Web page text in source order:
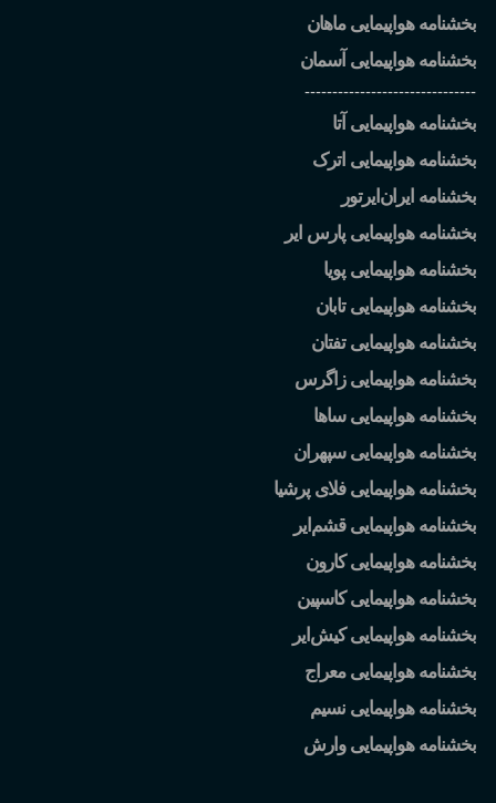
بخشنامه هواپیمایی ماهان
بخشنامه هواپیمایی آسمان
-------------------------------
بخشنامه هواپیمایی آتا
بخشنامه هواپیمایی اترک
بخشنامه ایران ایرتور
بخشنامه هواپیمایی پارس ایر
بخشنامه هواپیمایی پویا
بخشنامه هواپیمایی تابان
بخشنامه هواپیمایی تفتان
بخشنامه هواپیمایی زاگرس
بخشنامه هواپیمایی ساها
بخشنامه هواپیمایی سپهران
بخشنامه هواپیمایی فلای پرشیا
بخشنامه هواپیمایی قشم ایر
بخشنامه هواپیمایی کارون
بخشنامه هواپیمایی کاسپین
بخشنامه هواپیمایی کیش ایر
بخشنامه هواپیمایی معراج
بخشنامه هواپیمایی نسیم
بخشنامه هواپیمایی وارش